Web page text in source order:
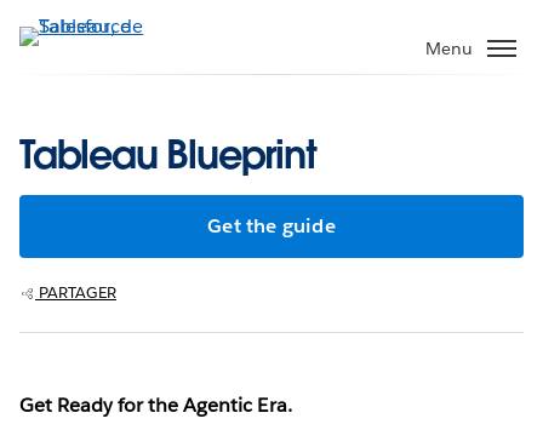
Aller
au
Menu
Tableau Blueprint
Get the guide
PARTAGER
Get Ready for the Agentic Era.